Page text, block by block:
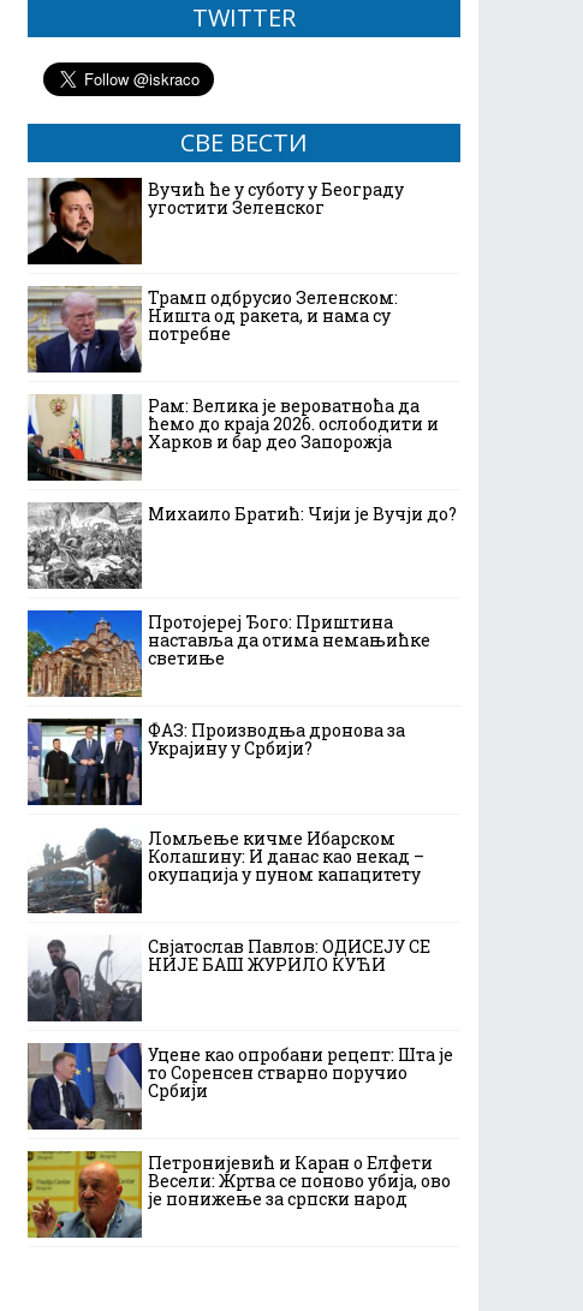
TWITTER
СВЕ ВЕСТИ
Вучић ће у суботу у Београду
угостити Зеленског
Трамп одбрусио Зеленском:
Ништа од ракета, и нама су
потребне
Рам: Велика је вероватноћа да
ћемо до краја 2026. ослободити и
Харков и бар део Запорожја
Михаило Братић: Чији је Вучји до?
Протојереј Ђого: Приштина
наставља да отима немањићке
светиње
ФАЗ: Производња дронова за
Украјину у Србији?
Ломљење кичме Ибарском
Колашину: И данас као некад –
окупација у пуном капацитету
Свјатослав Павлов: ОДИСЕЈУ СЕ
НИЈЕ БАШ ЖУРИЛО КУЋИ
Уцене као опробани рецепт: Шта је
то Соренсен стварно поручио
Србији
Петронијевић и Каран о Елфети
Весели: Жртва се поново убија, ово
је понижење за српски народ